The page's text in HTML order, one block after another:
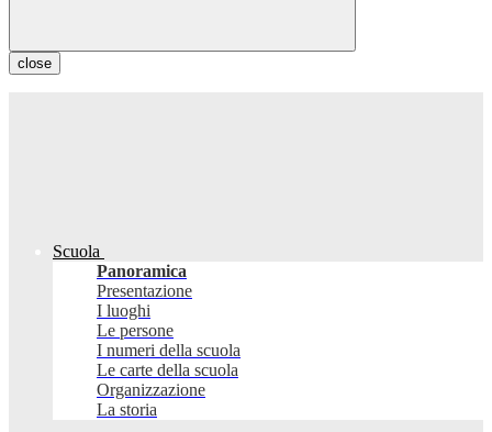
close
Scuola
Panoramica
Presentazione
I luoghi
Le persone
I numeri della scuola
Le carte della scuola
Organizzazione
La storia